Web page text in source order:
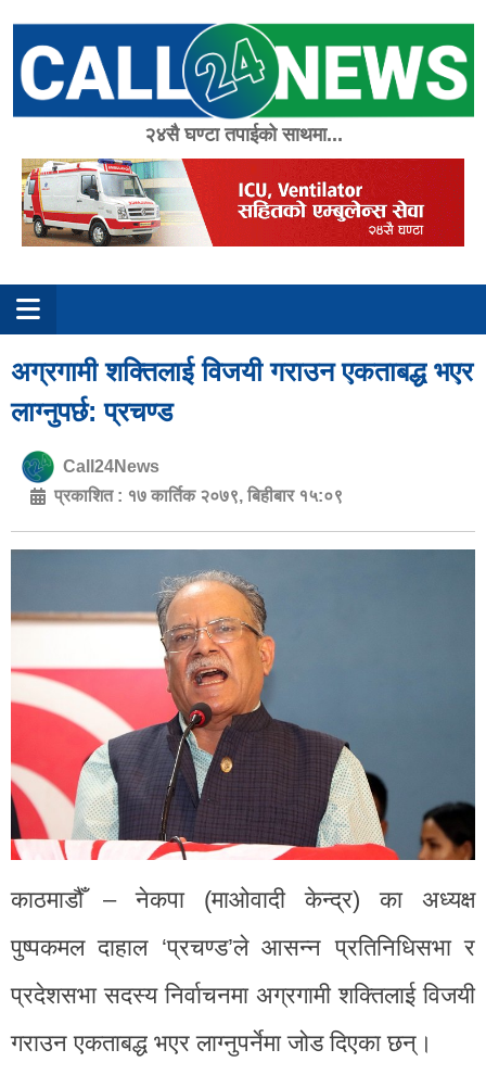
content
२४सै घण्टा तपाईको साथमा...
अग्रगामी शक्तिलाई विजयी गराउन एकताबद्ध भएर
लाग्नुपर्छ: प्रचण्ड
Call24News
प्रकाशित : १७ कार्तिक २०७९, बिहीबार १५:०९
काठमाडौँ – नेकपा (माओवादी केन्द्र) का अध्यक्ष
पुष्पकमल दाहाल ‘प्रचण्ड’ले आसन्न प्रतिनिधिसभा र
प्रदेशसभा सदस्य निर्वाचनमा अग्रगामी शक्तिलाई विजयी
गराउन एकताबद्ध भएर लाग्नुपर्नेमा जोड दिएका छन्।